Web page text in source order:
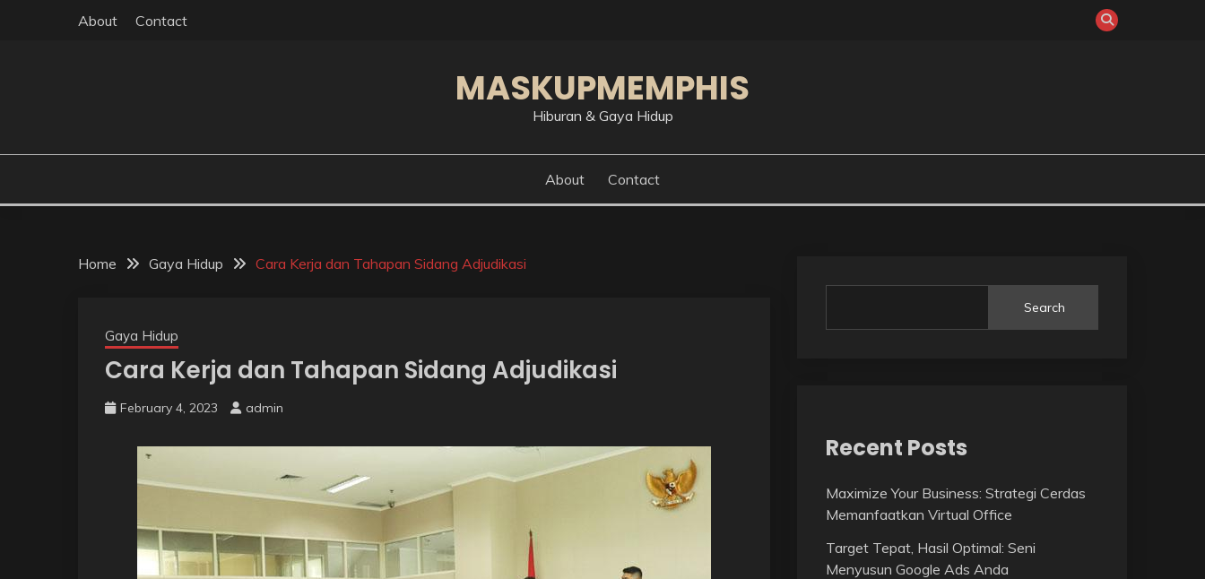
About Contact
MASKUPMEMPHIS
Hiburan & Gaya Hidup
About Contact
Home Gaya Hidup Cara Kerja dan Tahapan Sidang Adjudikasi
Gaya Hidup
Cara Kerja dan Tahapan Sidang Adjudikasi
February 4, 2023 admin
Search
Recent Posts
Maximize Your Business: Strategi Cerdas
Memanfaatkan Virtual Office
Target Tepat, Hasil Optimal: Seni
Menyusun Google Ads Anda